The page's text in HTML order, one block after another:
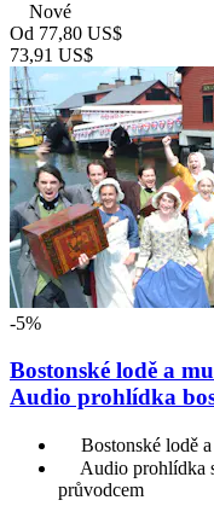
Nové
Od 77,80 US$
73,91 US$
-5%
Bostonské lodě a
Audio prohlídka
Bostonské lodě
Audio prohlídka
průvodcem